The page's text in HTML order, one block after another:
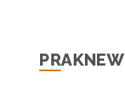
PRAKNEW